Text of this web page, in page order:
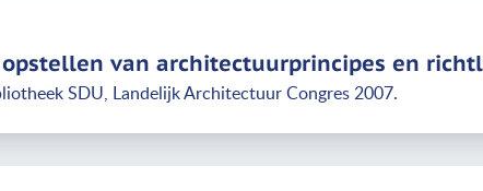
van architectuurprincipes en
SDU, Landelijk Architectuur Congres 2007.